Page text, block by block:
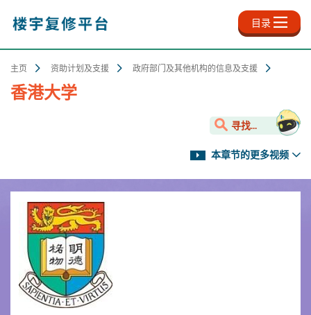
内
目录
主页 资助计划及支援 政府部门及其他机构的信息及支援
香港大学
寻找...
本章节的更多视频